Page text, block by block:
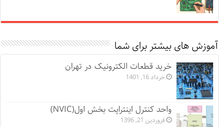
آموزش های بیشتر برای شما
خرید قطعات الکترونیک در تهران
خرداد 16, 1401
واحد کنترل اینتراپت بخش اول(NVIC)
فروردین 21, 1396